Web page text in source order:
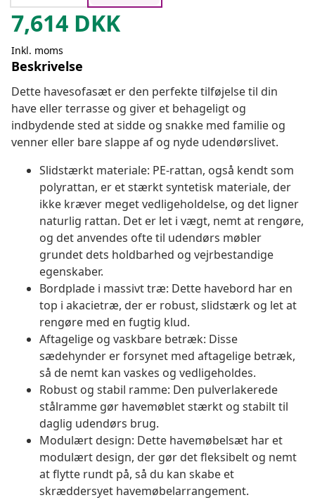
7,614 DKK
Inkl. moms
Beskrivelse
Dette havesofasæt er den perfekte tilføjelse til din
have eller terrasse og giver et behageligt og
indbydende sted at sidde og snakke med familie og
venner eller bare slappe af og nyde udendørslivet.
Slidstærkt materiale: PE-rattan, også kendt som
polyrattan, er et stærkt syntetisk materiale, der
ikke kræver meget vedligeholdelse, og det ligner
naturlig rattan. Det er let i vægt, nemt at rengøre,
og det anvendes ofte til udendørs møbler
grundet dets holdbarhed og vejrbestandige
egenskaber.
Bordplade i massivt træ: Dette havebord har en
top i akacietræ, der er robust, slidstærk og let at
rengøre med en fugtig klud.
Aftagelige og vaskbare betræk: Disse
sædehynder er forsynet med aftagelige betræk,
så de nemt kan vaskes og vedligeholdes.
Robust og stabil ramme: Den pulverlakerede
stålramme gør havemøblet stærkt og stabilt til
daglig udendørs brug.
Modulært design: Dette havemøbelsæt har et
modulært design, der gør det fleksibelt og nemt
at flytte rundt på, så du kan skabe et
skræddersyet havemøbelarrangement.